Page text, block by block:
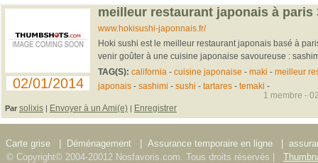
02/01/2014
meilleur restaurant japonais à paris
www.hokisushi-japonnais.fr/
Hoki sushi est le meilleur restaurant japonais basé à
venir goûter à une cuisine japonaise savoureuse :
TAG(S): california - cuisine japonaise - maki - meilleur
japonais- sashimi - sushi - tartares- temaki -
Par solixis | Envoyer à un Ami(e) | Enregistrer
1 membre -
Carte grise Déménagement Assurance temporaire en ligne
© Copyright© 2004-20012 Nosfavoris.com. Tous droits réservés |